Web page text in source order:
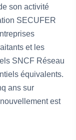
son activité
SECUFER
et les
SNCF Réseau
équivalents.
ans sur
est